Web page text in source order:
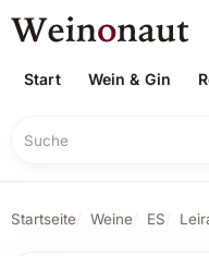
Start Wein & Gin
Suche
Startseite Weine ES